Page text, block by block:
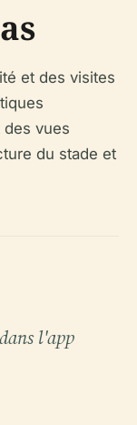
et des visites
vues
du stade et
l'app